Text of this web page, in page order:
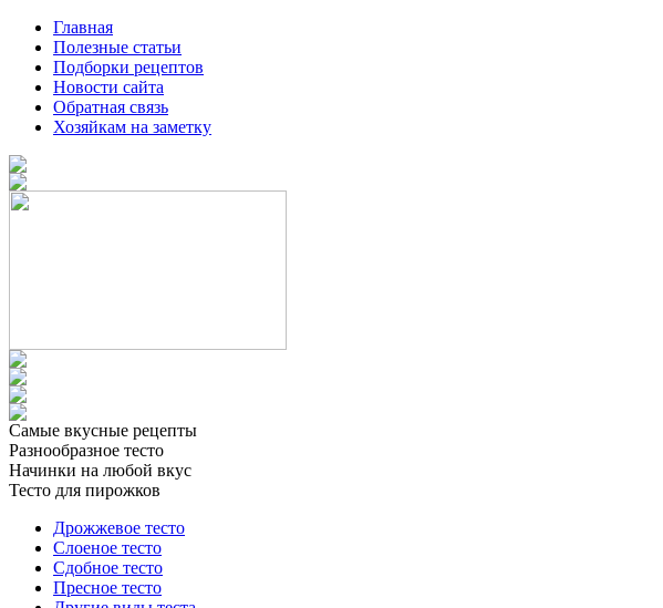
Главная
Полезные статьи
Подборки рецептов
Новости сайта
Обратная связь
Хозяйкам на заметку
Самые вкусные рецепты
Разнообразное тесто
Начинки на любой вкус
Тесто для пирожков
Дрожжевое тесто
Слоеное тесто
Сдобное тесто
Пресное тесто